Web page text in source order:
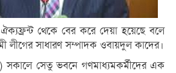
থেকে বের করে দেয়া হয়েছে বলে
লীগের সাধারণ সম্পাদক ওবায়দুল কাদের।
সকালে সেতু ভবনে গণমাধ্যমকর্মীদের এক